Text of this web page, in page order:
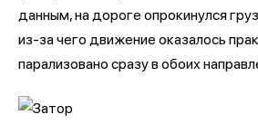
данным, на дороге опрокинулся
из-за чего движение оказалось
парализовано сразу в обоих